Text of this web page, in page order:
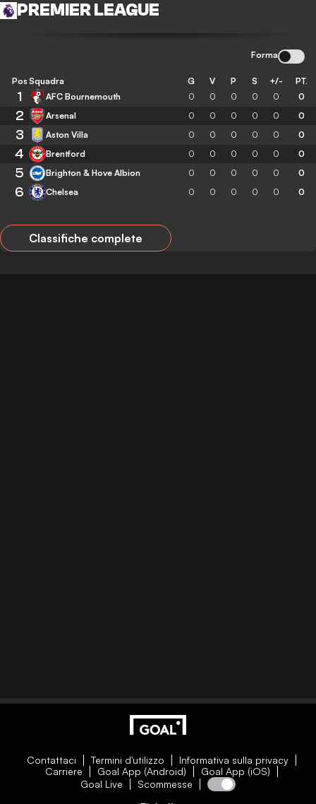
PREMIER LEAGUE
Forma
Pos Squadra G V P S +/- PT.
1 AFC Bournemouth 0 0 0 0 0 0
2 Arsenal 0 0 0 0 0 0
3 Aston Villa 0 0 0 0 0 0
4 Brentford 0 0 0 0 0 0
5 Brighton & Hove Albion 0 0 0 0 0 0
6 Chelsea 0 0 0 0 0 0
Classifiche complete
Contattaci Termini d'utilizzo
Informativa sulla privacy
Carriere
Goal App (Android)
Goal App (iOS)
Goal Live
Scommesse